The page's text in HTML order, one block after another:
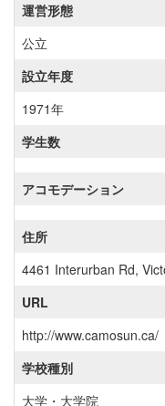
運営形態
公立
設立年度
1971年
学生数
アコモデーション
住所
4461 Interurban Rd,
URL
http://www.camosun.ca/
学校種別
大学・大学院